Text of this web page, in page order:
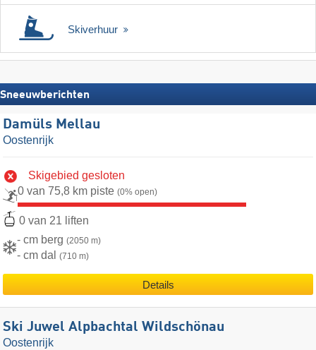
Skiverhuur
Sneeuwberichten
Damüls Mellau
Oostenrijk
Skigebied gesloten
0 van 75,8 km piste (0% open)
0 van 21 liften
- cm berg (2050 m)
- cm dal (710 m)
Details
Ski Juwel Alpbachtal Wildschönau
Oostenrijk